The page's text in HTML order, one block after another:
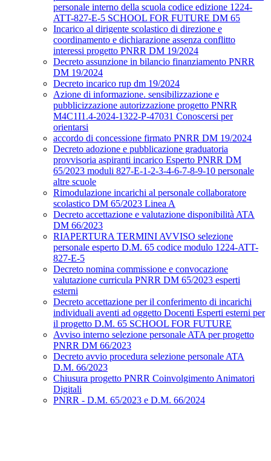
personale interno della scuola codice edizione 1224-
ATT-827-E-5 SCHOOL FOR FUTURE DM 65
Incarico al dirigente scolastico di direzione e
coordinamento e dichiarazione assenza conflitto
interessi progetto PNRR DM 19/2024
Decreto assunzione in bilancio finanziamento PNRR
DM 19/2024
Decreto incarico rup dm 19/2024
Azione di informazione. sensibilizzazione e
pubblicizzazione autorizzazione progetto PNRR
M4C1I1.4-2024-1322-P-47031 Conoscersi per
orientarsi
accordo di concessione firmato PNRR DM 19/2024
Decreto adozione e pubblicazione graduatoria
provvisoria aspiranti incarico Esperto PNRR DM
65/2023 moduli 827-E-1-2-3-4-6-7-8-9-10 personale
altre scuole
Rimodulazione incarichi al personale collaboratore
scolastico DM 65/2023 Linea A
Decreto accettazione e valutazione disponibilità ATA
DM 66/2023
RIAPERTURA TERMINI AVVISO selezione
personale esperto D.M. 65 codice modulo 1224-ATT-
827-E-5
Decreto nomina commissione e convocazione
valutazione curricula PNRR DM 65/2023 esperti
esterni
Decreto accettazione per il conferimento di incarichi
individuali aventi ad oggetto Docenti Esperti esterni per
il progetto D.M. 65 SCHOOL FOR FUTURE
Avviso interno selezione personale ATA per progetto
PNRR DM 66/2023
Decreto avvio procedura selezione personale ATA
D.M. 66/2023
Chiusura progetto PNRR Coinvolgimento Animatori
Digitali
PNRR - D.M. 65/2023 e D.M. 66/2024